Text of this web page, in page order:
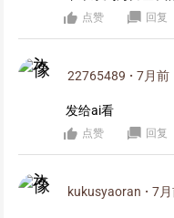
点赞 回复
22765489 · 7月前
发给ai看
点赞 回复
kukusyaoran · 7